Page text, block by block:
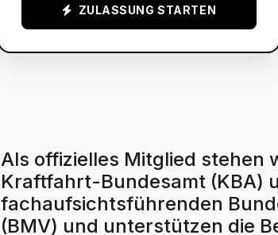
ZULASSUNG STARTEN
Als offizielles Mitglied stehen
Kraftfahrt-Bundesamt (KBA)
fachaufsichtsführenden
(BMV) und unterstützen die